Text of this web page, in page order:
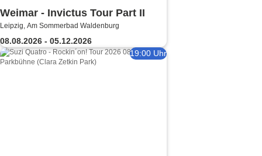
Weimar - Invictus Tour Part II
Leipzig, Am Sommerbad Waldenburg
08.08.2026 - 05.12.2026
19:00 Uhr